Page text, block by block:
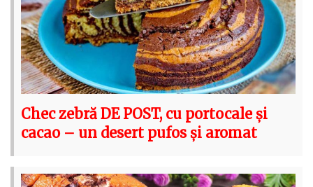
Chec zebră DE POST, cu portocale și
cacao – un desert pufos și aromat